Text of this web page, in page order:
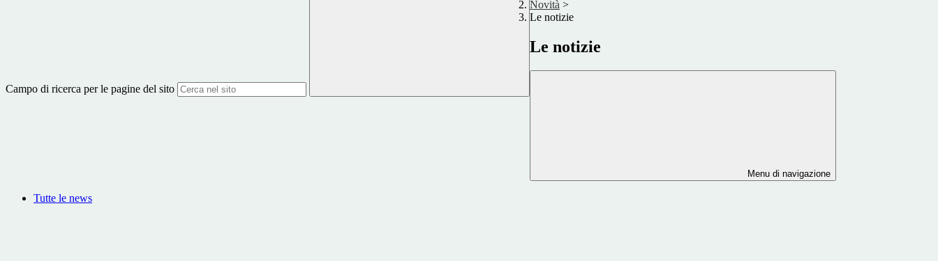
Campo di ricerca per le pagine del sito
Novità >
Le notizie
Le notizie
Menu di navigazione
Tutte le news